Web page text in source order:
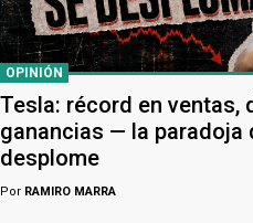
OPINIÓN
Tesla: récord en ventas,
ganancias — la paradoja
desplome
Por RAMIRO MARRA